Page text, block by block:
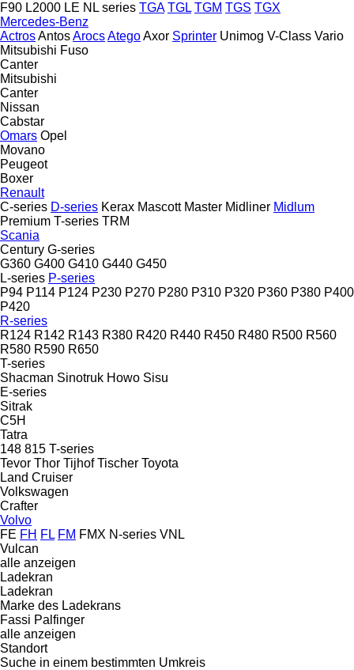
F90 L2000 LE NL series TGA TGL TGM TGS TGX
Mercedes-Benz
ActrosAntosArocsAtegoAxor Sprinter Unimog V-Class Vario
Mitsubishi Fuso
Canter
Mitsubishi
Canter
Nissan
Cabstar
Omars Opel
Movano
Peugeot
Boxer
Renault
C-series D-series Kerax Mascott Master Midliner Midlum
Premium T-series TRM
Scania
Century G-series
G360 G400 G410 G440 G450
L-series P-series
P94 P114 P124 P230 P270 P280 P310 P320 P360 P380 P400
P420
R-series
R124 R142 R143 R380 R420 R440 R450 R480 R500 R560
R580 R590 R650
T-series
Shacman Sinotruk Howo Sisu
E-series
Sitrak
C5H
Tatra
148 815 T-series
Tevor Thor Tijhof Tischer Toyota
Land Cruiser
Volkswagen
Crafter
Volvo
FE FH FL FM FMX N-series VNL
Vulcan
alle anzeigen
Ladekran
Ladekran
Marke des Ladekrans
Fassi Palfinger
alle anzeigen
Standort
Suche in einem bestimmten Umkreis